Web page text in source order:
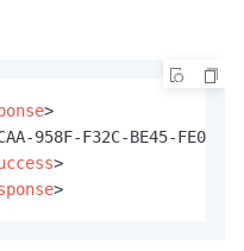
>
958F-F32C-BE45-
>
>